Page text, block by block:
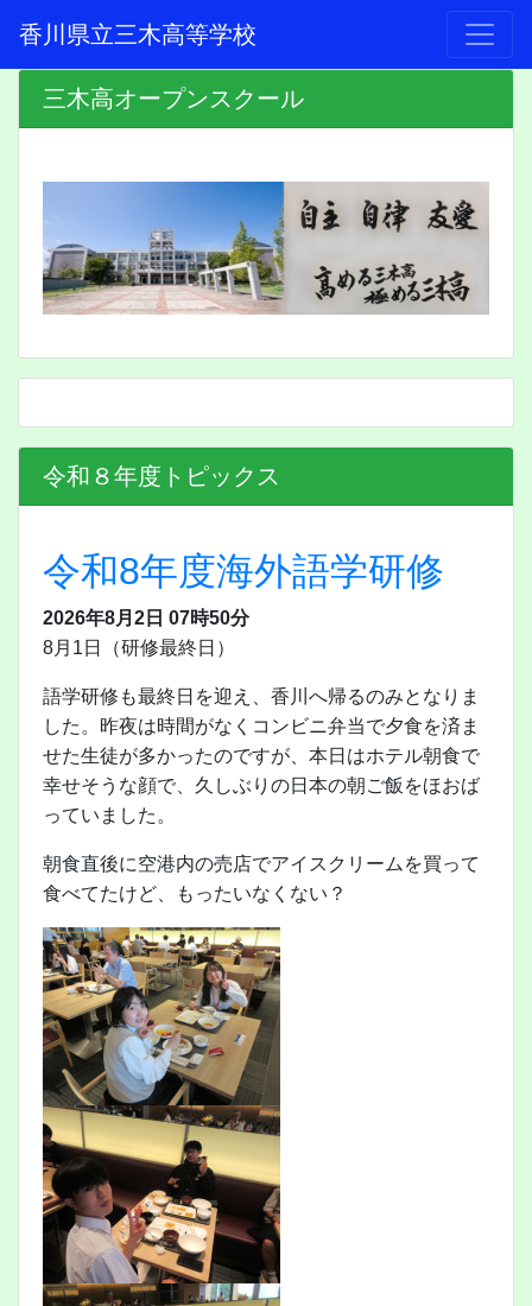
香川県立三木高等学校
三木高オープンスクール
令和８年度トピックス
令和8年度海外語学研修
2026年8月2日 07時50分
8月1日（研修最終日）
語学研修も最終日を迎え、香川へ帰るのみとなりま
した。昨夜は時間がなくコンビニ弁当で夕食を済ま
せた生徒が多かったのですが、本日はホテル朝食で
幸せそうな顔で、久しぶりの日本の朝ご飯をほおば
っていました。
朝食直後に空港内の売店でアイスクリームを買って
食べてたけど、もったいなくない？